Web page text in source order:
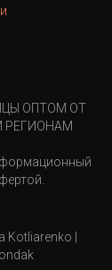
ОПТОМ ОТ
РЕГИОНАМ
|